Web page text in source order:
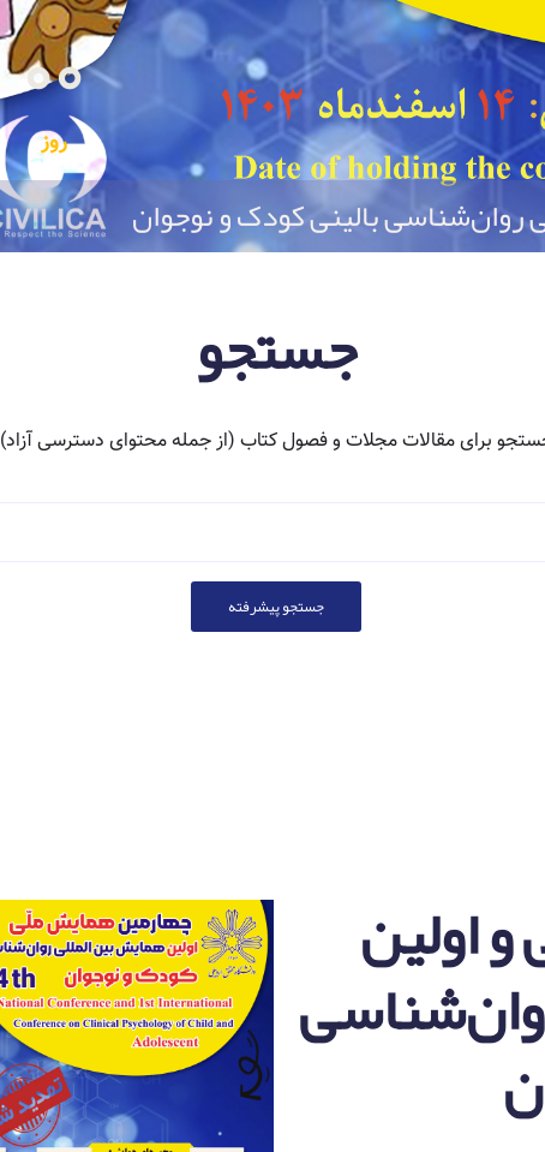
روان‌شناسی بالینی کودک و نوجوان
00
روز
جستجو
برای مقالات مجلات و فصول کتاب (از جمله محتوای دسترسی آزاد)
جستجو پیشرفته
اولین